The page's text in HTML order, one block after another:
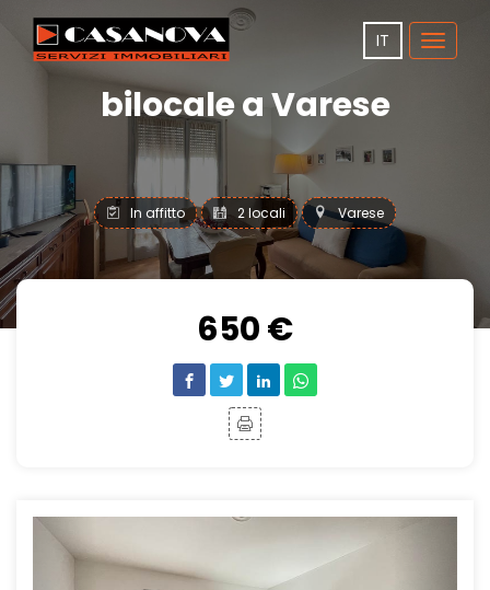
Toggle
IT
bilocale a Varese
In affitto 2 locali Varese
650 €